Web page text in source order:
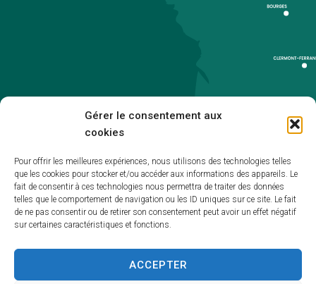
Gérer le consentement aux
cookies
Pour offrir les meilleures expériences, nous utilisons des technologies telles
que les cookies pour stocker et/ou accéder aux informations des appareils. Le
fait de consentir à ces technologies nous permettra de traiter des données
telles que le comportement de navigation ou les ID uniques sur ce site. Le fait
de ne pas consentir ou de retirer son consentement peut avoir un effet négatif
sur certaines caractéristiques et fonctions.
ACCEPTER
Accessibilité